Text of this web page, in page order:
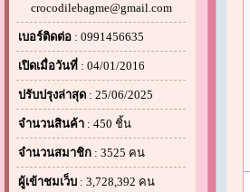
crocodilebagme@gmail.com
เบอร์ติดต่อ : 0991456635
เปิดเมื่อวันที่ : 04/01/2016
ปรับปรุงล่าสุด : 25/06/2025
จำนวนสินค้า : 450 ชิ้น
จำนวนสมาชิก : 3525 คน
ผู้เข้าชมเว็บ : 3,728,392 คน